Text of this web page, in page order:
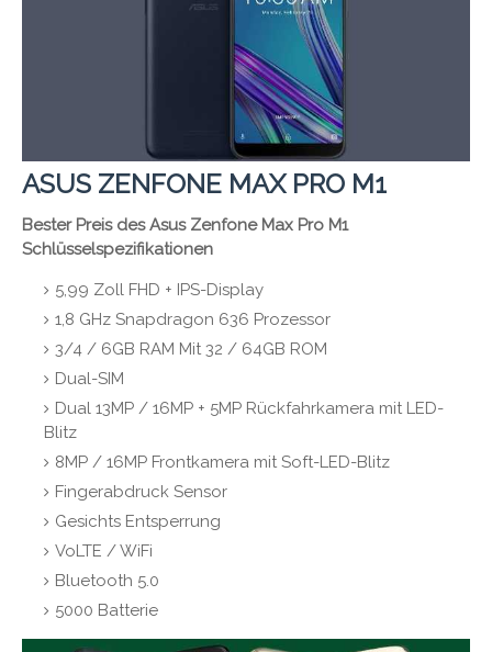
ASUS ZENFONE MAX PRO M1
Bester Preis des Asus Zenfone Max Pro M1
Schlüsselspezifikationen
5,99 Zoll FHD + IPS-Display
1,8 GHz Snapdragon 636 Prozessor
3/4 / 6GB RAM Mit 32 / 64GB ROM
Dual-SIM
Dual 13MP / 16MP + 5MP Rückfahrkamera mit LED-
Blitz
8MP / 16MP Frontkamera mit Soft-LED-Blitz
Fingerabdruck Sensor
Gesichts Entsperrung
VoLTE / WiFi
Bluetooth 5.0
5000 Batterie